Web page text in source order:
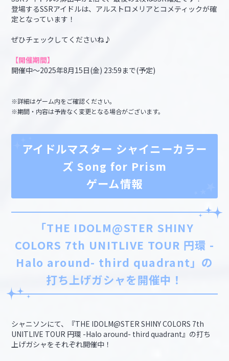
登場するSSRアイドルは、アルストロメリアとコメティックが確
定となっています！
ぜひチェックしてくださいね♪
【開催期間】
開催中～2025年8月15日(金) 23:59まで(予定)
※詳細はゲーム内をご確認ください。
※期間・内容は予告なく変更となる場合がございます。
アイドルマスター シャイニーカラー
ズ Song for Prism
ゲーム情報
「THE IDOLM@STER SHINY
COLORS 7th UNITLIVE TOUR 円環 -
Halo around- third quadrant」の
打ち上げガシャを開催中！
シャニソンにて、『THE IDOLM@STER SHINY COLORS 7th
UNITLIVE TOUR 円環 -Halo around- third quadrant』の打ち
上げガシャをそれぞれ開催中！